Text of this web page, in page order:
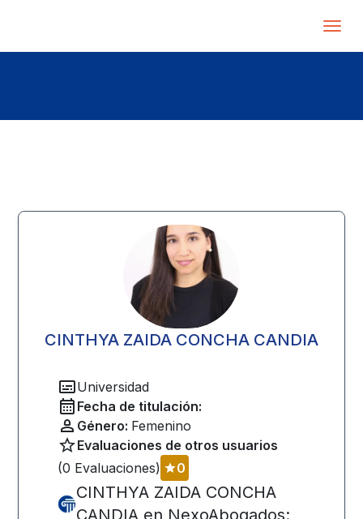
CINTHYA ZAIDA CONCHA CANDIA
Universidad
Fecha de titulación:
Género: Femenino
Evaluaciones de otros usuarios
(0 Evaluaciones) 0
CINTHYA ZAIDA CONCHA
CANDIA en NexoAbogados: